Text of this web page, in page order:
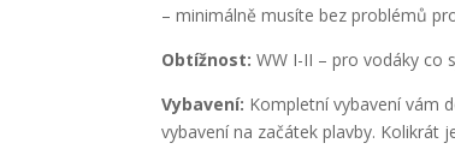
– minimálně musíte bez problémů
Obtížnost: WW I-II – pro vodáky co
Vybavení: Kompletní vybavení vám
vybavení na začátek plavby. Kolikrát